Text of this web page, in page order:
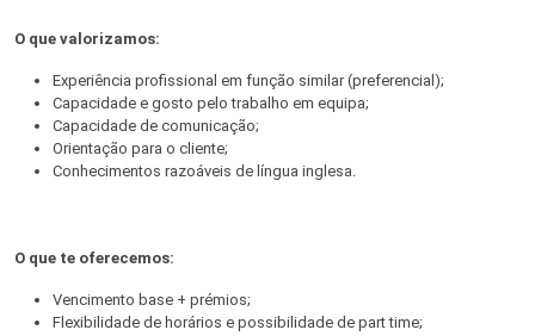
O que valorizamos:
Experiência profissional em função similar (preferencial);
Capacidade e gosto pelo trabalho em equipa;
Capacidade de comunicação;
Orientação para o cliente;
Conhecimentos razoáveis de língua inglesa.
O que te oferecemos:
Vencimento base + prémios;
Flexibilidade de horários e possibilidade de part time;